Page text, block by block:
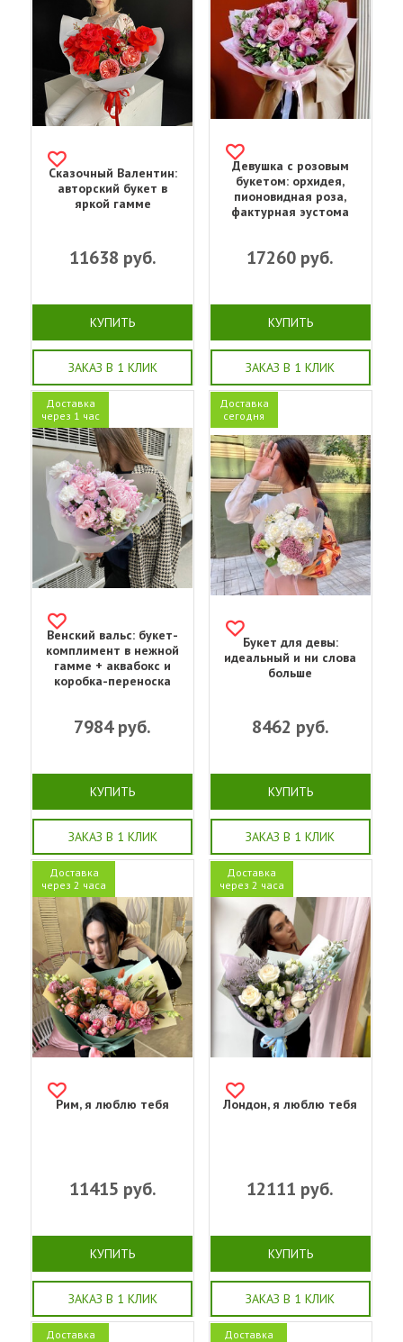
Сказочный Валентин:
авторский букет в
яркой гамме
11638 руб.
КУПИТЬ
ЗАКАЗ В 1 КЛИК
Девушка с розовым
букетом: орхидея,
пионовидная роза,
фактурная эустома
17260 руб.
КУПИТЬ
ЗАКАЗ В 1 КЛИК
Доставка
через 1 час
Венский вальс: букет-
комплимент в нежной
гамме + аквабокс и
коробка-переноска
7984руб.
КУПИТЬ
ЗАКАЗ В 1 КЛИК
Доставка
сегодня
Букет для девы:
идеальный и ни слова
больше
8462 руб.
КУПИТЬ
ЗАКАЗ В 1 КЛИК
Доставка
через 2 часа
Рим, я люблю тебя
11415 руб.
КУПИТЬ
ЗАКАЗ В 1 КЛИК
Доставка
через 2 часа
Лондон, я люблю тебя
12111 руб.
КУПИТЬ
ЗАКАЗ В 1 КЛИК
Доставка
Доставка